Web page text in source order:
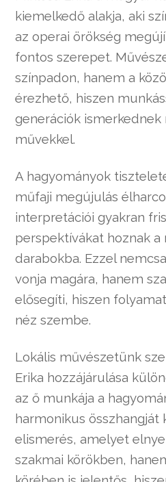
kiemelkedő alakja, aki
az operai örökség
fontos szerepet.
színpadon, hanem a
érezhető, hiszen
generációk ismerkednek
művekkel.
A hagyományok
műfaji megújulás
interpretációi gyakran
perspektívákat hoznak
darabokba. Ezzel
vonja magára, hanem
elősegíti, hiszen
néz szembe.
Lokális művészetünk
Erika hozzájárulása
az ő munkája a
harmonikus összhangját
elismerés, amelyet
szakmai körökben,